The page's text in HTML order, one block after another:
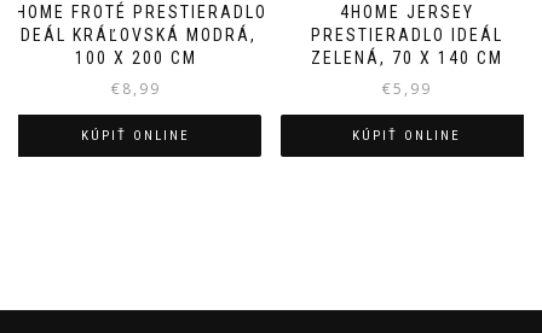
4HOME FROTÉ PRESTIERADLO
IDEÁL KRÁĽOVSKÁ MODRÁ,
100 X 200 CM
€8,99
KÚPIŤ ONLINE
4HOME JERSEY
PRESTIERADLO IDEÁL
ZELENÁ, 70 X 140 CM
€5,99
KÚPIŤ ONLINE